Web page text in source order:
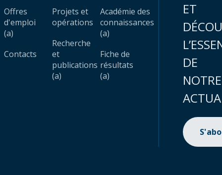
Offres
d'emploi
(a)
Contacts
Projets et
opérations
Recherche
et
publications
(a)
Académie des
connaissances
(a)
Fiche de
résultats
(a)
ET
DE
NOTRE